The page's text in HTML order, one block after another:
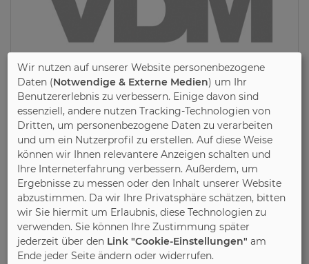
Verband der Deutschen Möbelindustrie (VDM)
Deutsche Möbelindustrie
steigert Umsatz bis Ende
September um knapp 11 Prozent
Wir nutzen auf unserer Website personenbezogene
Daten (Notwendige & Externe Medien) um Ihr
Benutzererlebnis zu verbessern. Einige davon sind
essenziell, andere nutzen Tracking-Technologien von
Dritten, um personenbezogene Daten zu verarbeiten
und um ein Nutzerprofil zu erstellen. Auf diese Weise
können wir Ihnen relevantere Anzeigen schalten und
Ihre Interneterfahrung verbessern. Außerdem, um
Ergebnisse zu messen oder den Inhalt unserer Website
abzustimmen. Da wir Ihre Privatsphäre schätzen, bitten
wir Sie hiermit um Erlaubnis, diese Technologien zu
verwenden. Sie können Ihre Zustimmung später
jederzeit über den Link "Cookie-Einstellungen" am
Ende jeder Seite ändern oder widerrufen.